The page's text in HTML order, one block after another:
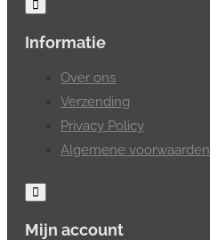
Informatie
Over ons
Verzending
Privacy Policy
Algemene voorwaarden
Mijn account